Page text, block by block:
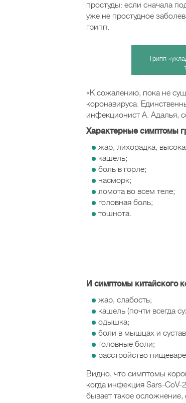
простуды: если сначала
уже не простудное
грипп.
Грипп
«К сожалению, пока не
коронавируса.
инфекционист А. Адалья,
Характерные симптомы
жар, лихорадка,
кашель;
боль в горле;
насморк;
ломота во всем теле;
головная боль;
тошнота.
И симптомы китайского
жар, слабость;
кашель (почти всегда
одышка;
боли в мышцах и
головные боли;
расстройство
Видно, что симптомы
когда инфекция Sars-CoV-
бывает такое